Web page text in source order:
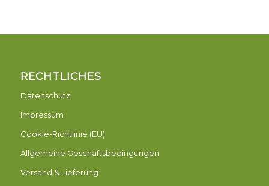
RECHTLICHES
Datenschutz
Impressum
Cookie-Richtlinie (EU)
Allgemeine Geschäftsbedingungen
Versand & Lieferung